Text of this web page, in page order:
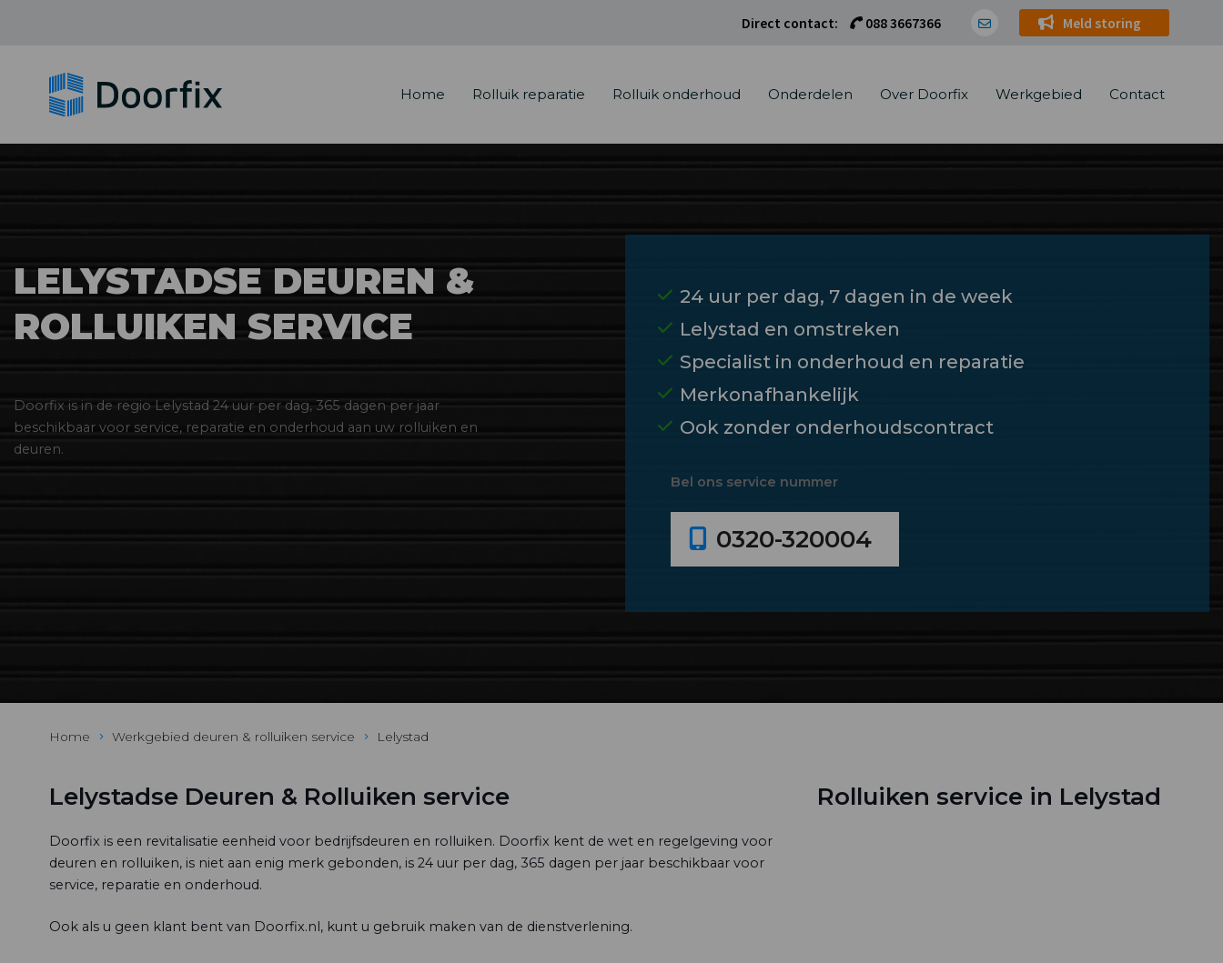
Direct contact: 088 3667366 Meld storing
Home Rolluik reparatie Rolluik onderhoud Onderdelen Over Doorfix Werkgebied Contact
LELYSTADSE DEUREN &
ROLLUIKEN SERVICE
Doorfix is in de regio Lelystad 24 uur per dag, 365 dagen per jaar
beschikbaar voor service, reparatie en onderhoud aan uw rolluiken en
deuren.
24 uur per dag, 7 dagen in de week
Lelystad en omstreken
Specialist in onderhoud en reparatie
Merkonafhankelijk
Ook zonder onderhoudscontract
Bel ons service nummer
0320-320004
Home Werkgebied deuren & rolluiken service Lelystad
Lelystadse Deuren & Rolluiken service
Doorfix is een revitalisatie eenheid voor bedrijfsdeuren en rolluiken. Doorfix kent de wet en regelgeving voor
deuren en rolluiken, is niet aan enig merk gebonden, is 24 uur per dag, 365 dagen per jaar beschikbaar voor
service, reparatie en onderhoud.
Ook als u geen klant bent van Doorfix.nl, kunt u gebruik maken van de dienstverlening.
Rolluiken service in Lelystad